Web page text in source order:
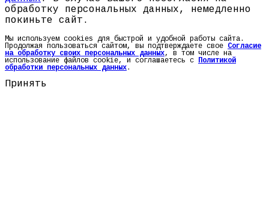
обработку персональных данных, немедленно
покиньте сайт.
Мы используем cookies для быстрой и удобной работы сайта.
Продолжая пользоваться сайтом, вы подтверждаете свое Согласие
на обработку своих персональных данных, в том числе на
использование файлов cookie, и соглашаетесь с Политикой
обработки персональных данных.
Принять